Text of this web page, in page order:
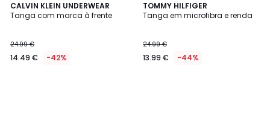
CALVIN KLEIN UNDERWEAR
Tanga com marca à frente
24.99 €
14.49 € -42%
TOMMY HILFIGER
Tanga em microfibra e renda
24.99 €
13.99 € -44%